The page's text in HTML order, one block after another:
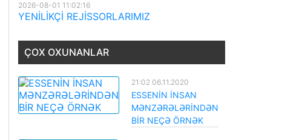
2026-08-01 11:02:16
YENİLİKÇİ REJİSSORLARIMIZ
ÇOX OXUNANLAR
21:02 06.11.2020
ESSENİN İNSAN
MƏNZƏRƏLƏRİNDƏN
BİR NEÇƏ ÖRNƏK